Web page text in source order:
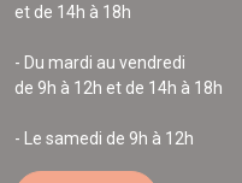
et de 14h à 18h
- Du mardi au vendredi
de 9h à 12h et de 14h à 18h
- Le samedi de 9h à 12h